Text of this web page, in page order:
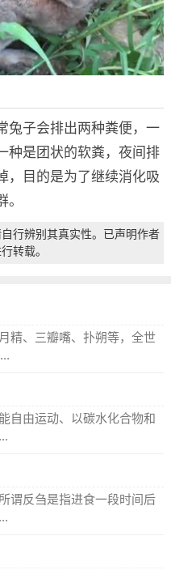
兔子会排出两种粪便，一
种是团状的软粪，夜间排
，目的是为了继续消化吸
行辨别其真实性。已声明作者
转载。
精、三瓣嘴、扑朔等，全世
自由运动、以碳水化合物和
谓反刍是指进食一段时间后